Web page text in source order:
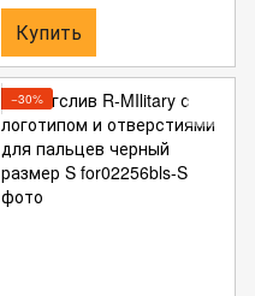
Купить
−30%